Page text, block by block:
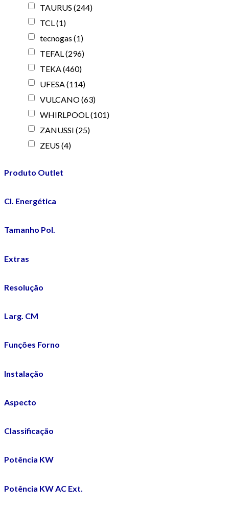
TAURUS (244)
TCL (1)
tecnogas (1)
TEFAL (296)
TEKA (460)
UFESA (114)
VULCANO(63)
WHIRLPOOL (101)
ZANUSSI (25)
ZEUS (4)
Produto Outlet
Cl. Energética
Tamanho Pol.
Extras
Resolução
Larg. CM
Funções Forno
Instalação
Aspecto
Classificação
Potência KW
Potência KW AC Ext.